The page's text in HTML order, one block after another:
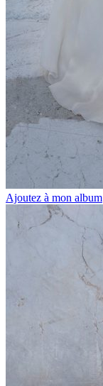
Ajoutez à mon album